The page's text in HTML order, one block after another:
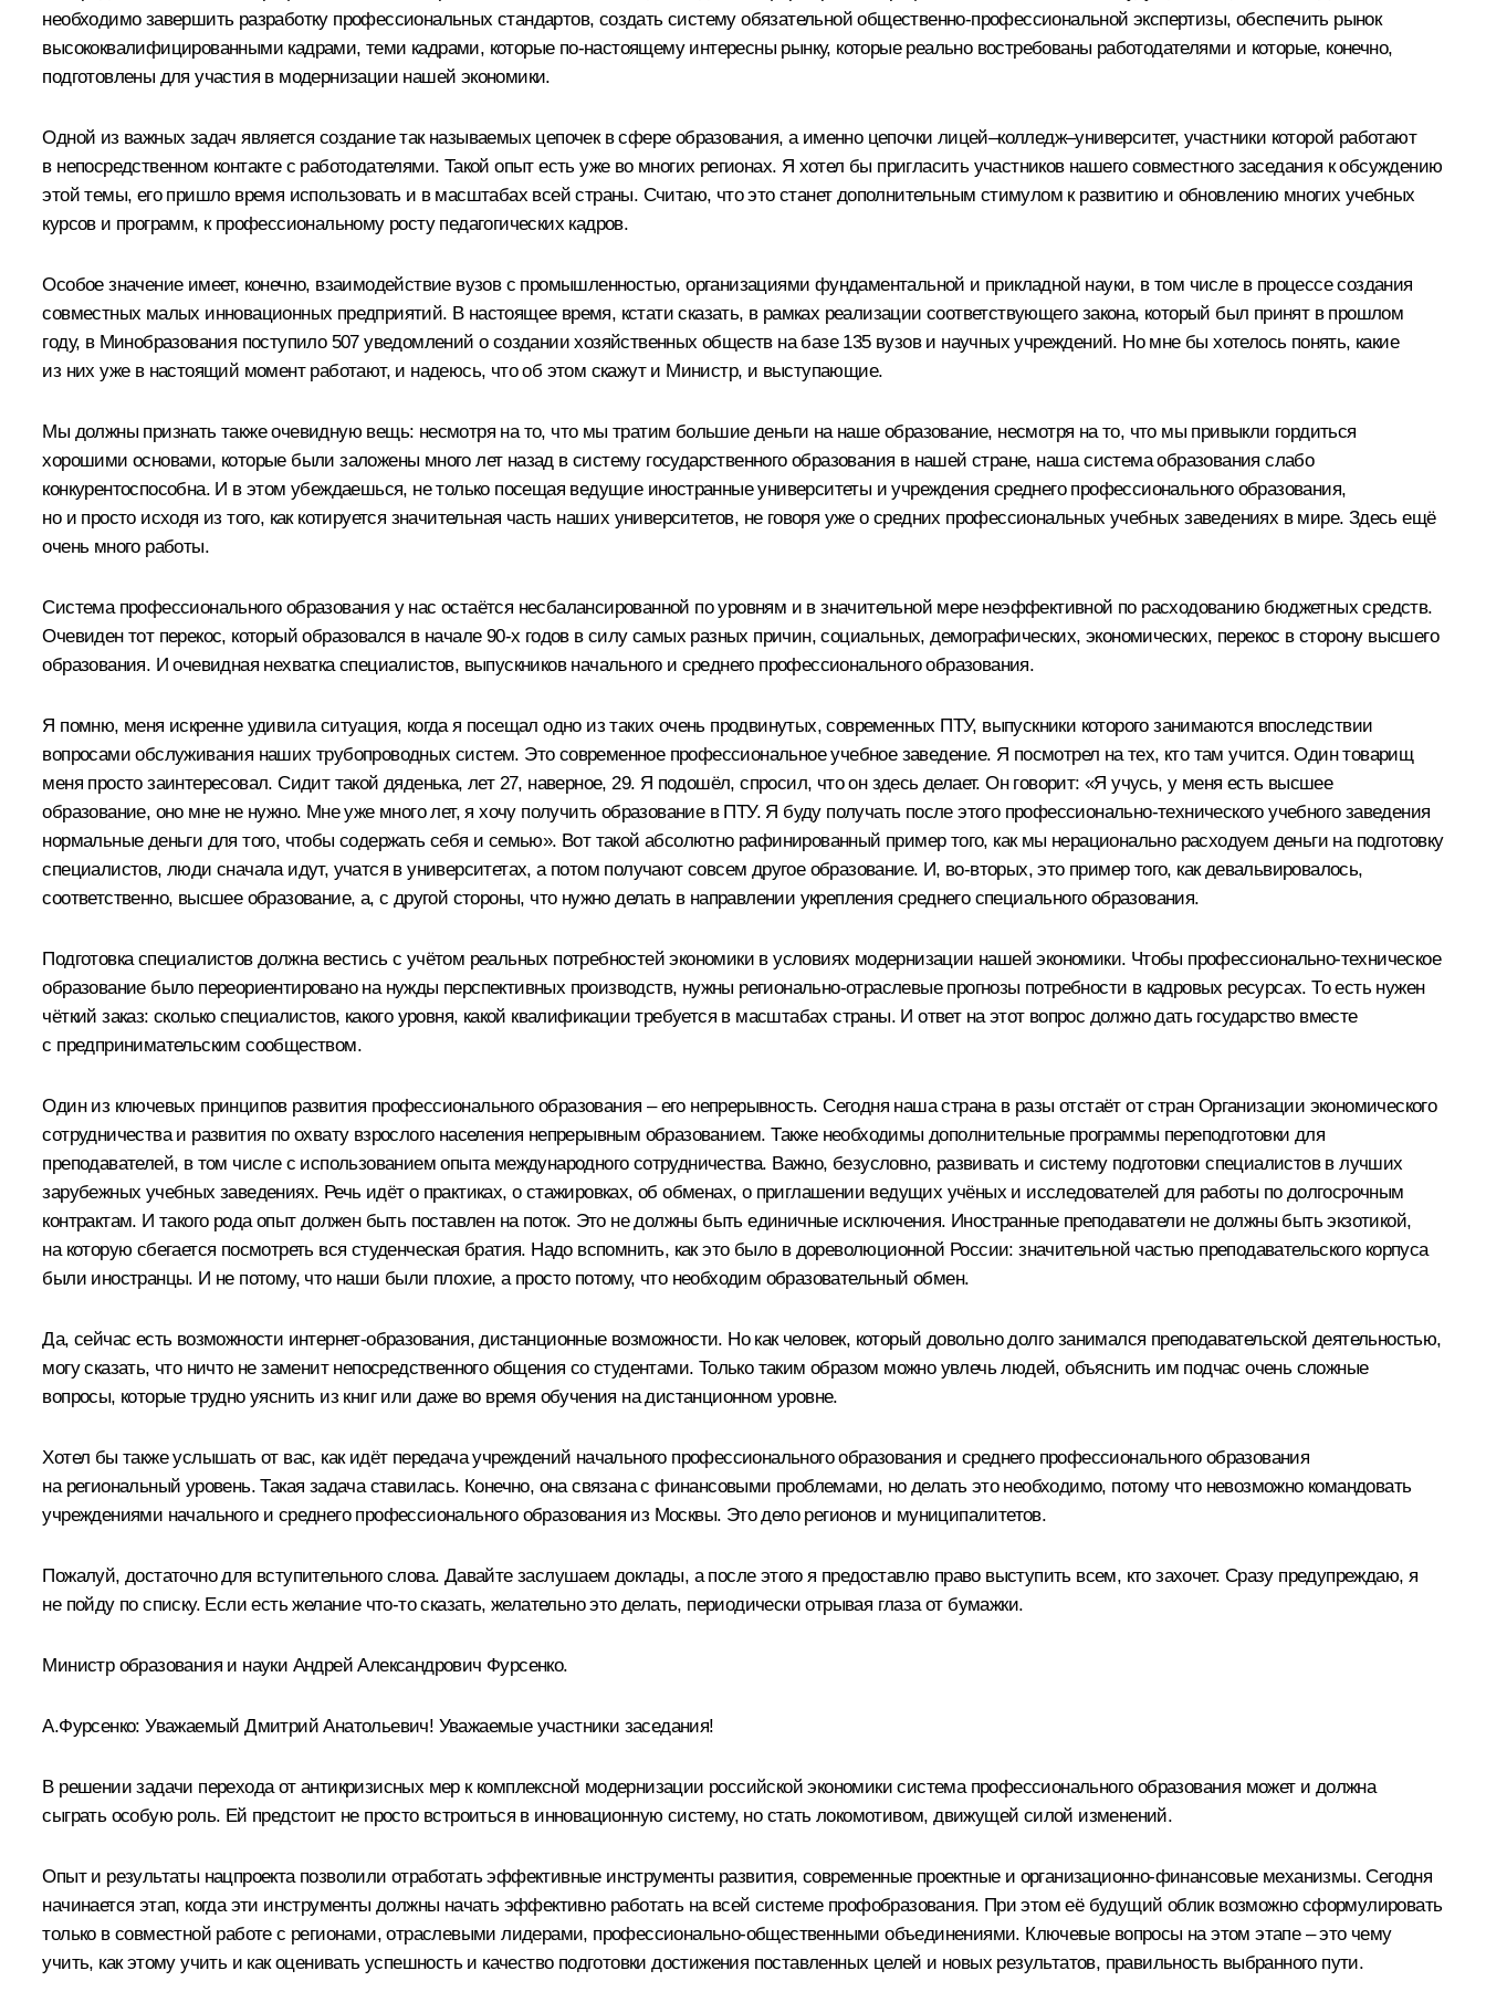
необходимо завершить разработку профессиональных стандартов, создать систему обязательной общественно-профессиональной экспертизы, обеспечить рынок
высококвалифицированными кадрами, теми кадрами, которые по‑настоящему интересны рынку, которые реально востребованы работодателями и которые, конечно,
подготовлены для участия в модернизации нашей экономики.
Одной из важных задач является создание так называемых цепочек в сфере образования, а именно цепочки лицей–колледж–университет, участники которой работают
в непосредственном контакте с работодателями. Такой опыт есть уже во многих регионах. Я хотел бы пригласить участников нашего совместного заседания к обсуждению
этой темы, его пришло время использовать и в масштабах всей страны. Считаю, что это станет дополнительным стимулом к развитию и обновлению многих учебных
курсов и программ, к профессиональному росту педагогических кадров.
Особое значение имеет, конечно, взаимодействие вузов с промышленностью, организациями фундаментальной и прикладной науки, в том числе в процессе создания
совместных малых инновационных предприятий. В настоящее время, кстати сказать, в рамках реализации соответствующего закона, который был принят в прошлом
году, в Минобразования поступило 507 уведомлений о создании хозяйственных обществ на базе 135 вузов и научных учреждений. Но мне бы хотелось понять, какие
из них уже в настоящий момент работают, и надеюсь, что об этом скажут и Министр, и выступающие.
Мы должны признать также очевидную вещь: несмотря на то, что мы тратим большие деньги на наше образование, несмотря на то, что мы привыкли гордиться
хорошими основами, которые были заложены много лет назад в систему государственного образования в нашей стране, наша система образования слабо
конкурентоспособна. И в этом убеждаешься, не только посещая ведущие иностранные университеты и учреждения среднего профессионального образования,
но и просто исходя из того, как котируется значительная часть наших университетов, не говоря уже о средних профессиональных учебных заведениях в мире. Здесь ещё
очень много работы.
Система профессионального образования у нас остаётся несбалансированной по уровням и в значительной мере неэффективной по расходованию бюджетных средств.
Очевиден тот перекос, который образовался в начале 90-х годов в силу самых разных причин, социальных, демографических, экономических, перекос в сторону высшего
образования. И очевидная нехватка специалистов, выпускников начального и среднего профессионального образования.
Я помню, меня искренне удивила ситуация, когда я посещал одно из таких очень продвинутых, современных ПТУ, выпускники которого занимаются впоследствии
вопросами обслуживания наших трубопроводных систем. Это современное профессиональное учебное заведение. Я посмотрел на тех, кто там учится. Один товарищ
меня просто заинтересовал. Сидит такой дяденька, лет 27, наверное, 29. Я подошёл, спросил, что он здесь делает. Он говорит: «Я учусь, у меня есть высшее
образование, оно мне не нужно. Мне уже много лет, я хочу получить образование в ПТУ. Я буду получать после этого профессионально-технического учебного заведения
нормальные деньги для того, чтобы содержать себя и семью». Вот такой абсолютно рафинированный пример того, как мы нерационально расходуем деньги на подготовку
специалистов, люди сначала идут, учатся в университетах, а потом получают совсем другое образование. И, во‑вторых, это пример того, как девальвировалось,
соответственно, высшее образование, а, с другой стороны, что нужно делать в направлении укрепления среднего специального образования.
Подготовка специалистов должна вестись с учётом реальных потребностей экономики в условиях модернизации нашей экономики. Чтобы профессионально-техническое
образование было переориентировано на нужды перспективных производств, нужны регионально-отраслевые прогнозы потребности в кадровых ресурсах. То есть нужен
чёткий заказ: сколько специалистов, какого уровня, какой квалификации требуется в масштабах страны. И ответ на этот вопрос должно дать государство вместе
с предпринимательским сообществом.
Один из ключевых принципов развития профессионального образования – его непрерывность. Сегодня наша страна в разы отстаёт от стран Организации экономического
сотрудничества и развития по охвату взрослого населения непрерывным образованием. Также необходимы дополнительные программы переподготовки для
преподавателей, в том числе с использованием опыта международного сотрудничества. Важно, безусловно, развивать и систему подготовки специалистов в лучших
зарубежных учебных заведениях. Речь идёт о практиках, о стажировках, об обменах, о приглашении ведущих учёных и исследователей для работы по долгосрочным
контрактам. И такого рода опыт должен быть поставлен на поток. Это не должны быть единичные исключения. Иностранные преподаватели не должны быть экзотикой,
на которую сбегается посмотреть вся студенческая братия. Надо вспомнить, как это было в дореволюционной России: значительной частью преподавательского корпуса
были иностранцы. И не потому, что наши были плохие, а просто потому, что необходим образовательный обмен.
Да, сейчас есть возможности интернет-образования, дистанционные возможности. Но как человек, который довольно долго занимался преподавательской деятельностью,
могу сказать, что ничто не заменит непосредственного общения со студентами. Только таким образом можно увлечь людей, объяснить им подчас очень сложные
вопросы, которые трудно уяснить из книг или даже во время обучения на дистанционном уровне.
Хотел бы также услышать от вас, как идёт передача учреждений начального профессионального образования и среднего профессионального образования
на региональный уровень. Такая задача ставилась. Конечно, она связана с финансовыми проблемами, но делать это необходимо, потому что невозможно командовать
учреждениями начального и среднего профессионального образования из Москвы. Это дело регионов и муниципалитетов.
Пожалуй, достаточно для вступительного слова. Давайте заслушаем доклады, а после этого я предоставлю право выступить всем, кто захочет. Сразу предупреждаю, я
не пойду по списку. Если есть желание что‑то сказать, желательно это делать, периодически отрывая глаза от бумажки.
Министр образования и науки Андрей Александрович Фурсенко.
А.Фурсенко: Уважаемый Дмитрий Анатольевич! Уважаемые участники заседания!
В решении задачи перехода от антикризисных мер к комплексной модернизации российской экономики система профессионального образования может и должна
сыграть особую роль. Ей предстоит не просто встроиться в инновационную систему, но стать локомотивом, движущей силой изменений.
Опыт и результаты нацпроекта позволили отработать эффективные инструменты развития, современные проектные и организационно-финансовые механизмы. Сегодня
начинается этап, когда эти инструменты должны начать эффективно работать на всей системе профобразования. При этом её будущий облик возможно сформулировать
только в совместной работе с регионами, отраслевыми лидерами, профессионально-общественными объединениями. Ключевые вопросы на этом этапе – это чему
учить, как этому учить и как оценивать успешность и качество подготовки достижения поставленных целей и новых результатов, правильность выбранного пути.